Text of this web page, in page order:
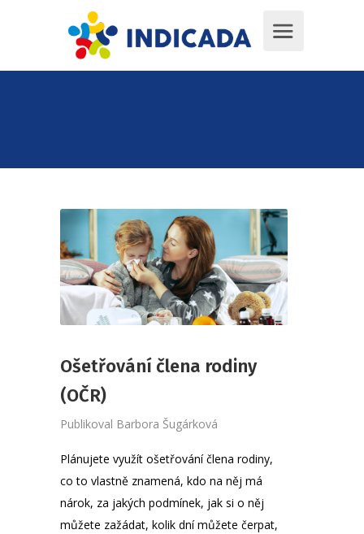
Ošetřování člena rodiny
(OČR)
Publikoval Barbora Šugárková
Plánujete využít ošetřování člena rodiny,
co to vlastně znamená, kdo na něj má
nárok, za jakých podmínek, jak si o něj
můžete zažádat, kolik dní můžete čerpat,